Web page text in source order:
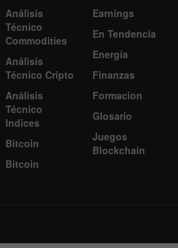
Análisis
Técnico
Commodities
Análisis
Técnico Cripto
Análisis
Técnico
Indices
Bitcoin
Bitcoin
Earnings
En Tendencia
Energía
Finanzas
Formacion
Glosario
Juegos
Blockchain